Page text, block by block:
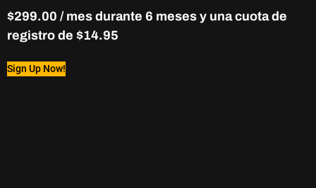
$299.00 / mes durante 6 meses y una cuota de
registro de $14.95
Sign Up Now!